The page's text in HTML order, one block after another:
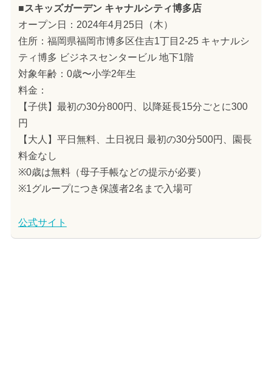
■スキッズガーデン キャナルシティ博多店
オープン日：2024年4月25日（木）
住所：福岡県福岡市博多区住吉1丁目2-25 キャナルシ
ティ博多 ビジネスセンタービル 地下1階
対象年齢：0歳〜小学2年生
料金：
【子供】最初の30分800円、以降延長15分ごとに300
円
【大人】平日無料、土日祝日 最初の30分500円、園長
料金なし
※0歳は無料（母子手帳などの提示が必要）
※1グループにつき保護者2名まで入場可
公式サイト